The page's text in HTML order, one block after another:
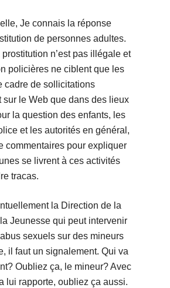
Je connais la réponse
de personnes adultes.
n’est pas illégale et
policières ne ciblent que les
cadre de sollicitations
sur le Web que dans des lieux
la question des enfants, les
et les autorités en général,
commentaires pour expliquer
se livrent à ces activités
tracas.
la Direction de la
Jeunesse qui peut intervenir
sexuels sur des mineurs
il faut un signalement. Qui va
Oubliez ça, le mineur? Avec
lui rapporte, oubliez ça aussi.